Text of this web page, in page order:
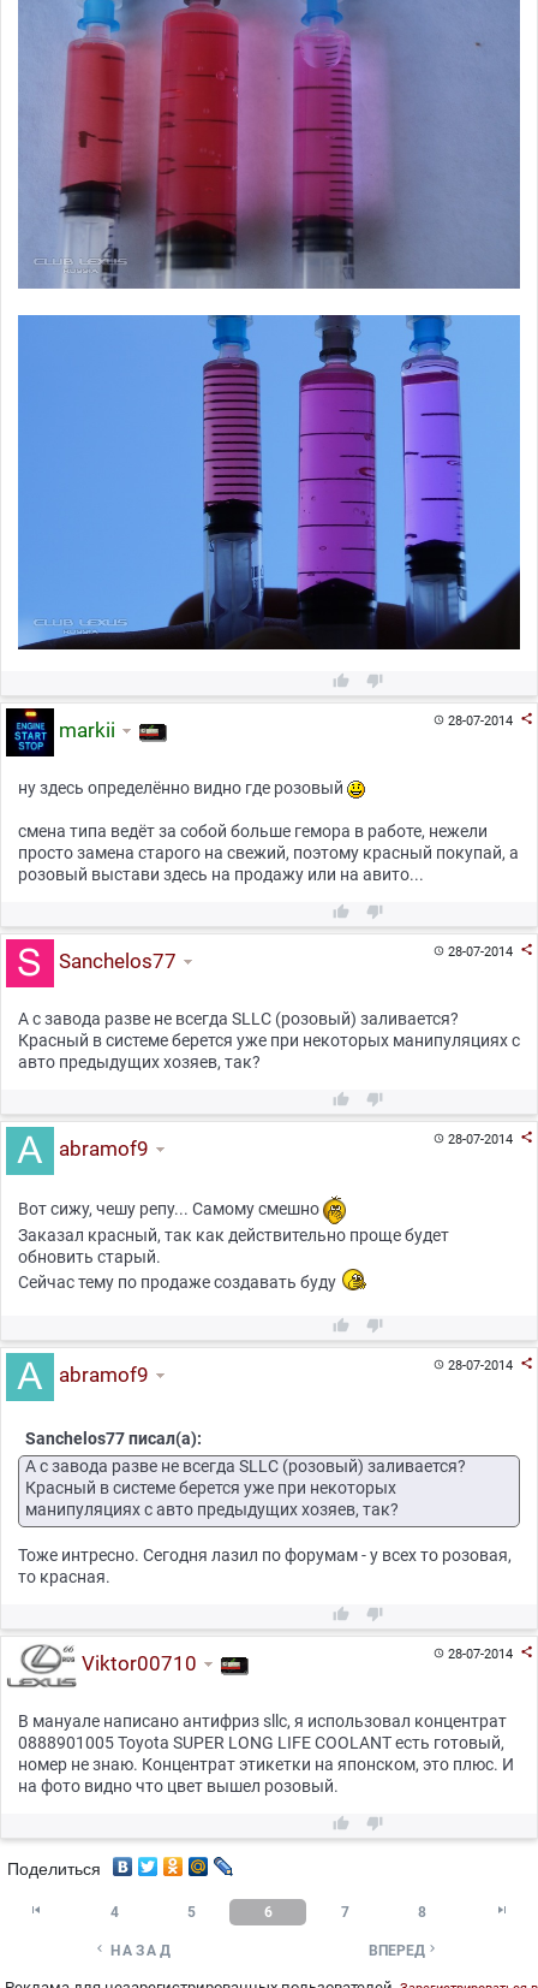
 
28-07-2014 
markii
ну здесь определённо видно где розовый
смена типа ведёт за собой больше гемора в работе, нежели
просто замена старого на свежий, поэтому красный покупай, а
розовый выстави здесь на продажу или на авито...
 
28-07-2014 
Sanchelos77
А с завода разве не всегда SLLC (розовый) заливается?
Красный в системе берется уже при некоторых манипуляциях с
авто предыдущих хозяев, так?
 
28-07-2014 
abramof9
Вот сижу, чешу репу... Самому смешно
Заказал красный, так как действительно проще будет
обновить старый.
Сейчас тему по продаже создавать буду
 
28-07-2014 
abramof9
Sanchelos77 писал(а):
А с завода разве не всегда SLLC (розовый) заливается?
Красный в системе берется уже при некоторых
манипуляциях с авто предыдущих хозяев, так?
Тоже интресно. Сегодня лазил по форумам - у всех то розовая,
то красная.
 
28-07-2014 
Viktor00710
В мануале написано антифриз sllc, я использовал концентрат
0888901005 Toyota SUPER LONG LIFE COOLANT есть готовый,
номер не знаю. Концентрат этикетки на японском, это плюс. И
на фото видно что цвет вышел розовый.
 
Поделиться
 4 5 6 7 8 
 НАЗАД ВПЕРЕД 